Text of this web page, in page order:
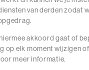
van derden zodat
akkoord gaat of
op elk moment wijzigen
meer informatie.